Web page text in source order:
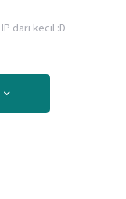
dari kecil :D